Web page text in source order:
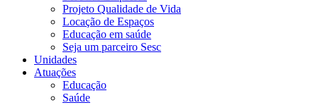
Projeto Qualidade de Vida
Locação de Espaços
Educação em saúde
Seja um parceiro Sesc
Unidades
Atuações
Educação
Saúde